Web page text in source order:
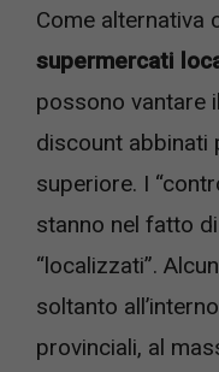
Come alternativa
supermercati
possono vantare
discount abbinati
superiore. I
stanno nel fatto
“localizzati”.
soltanto
provinciali, al